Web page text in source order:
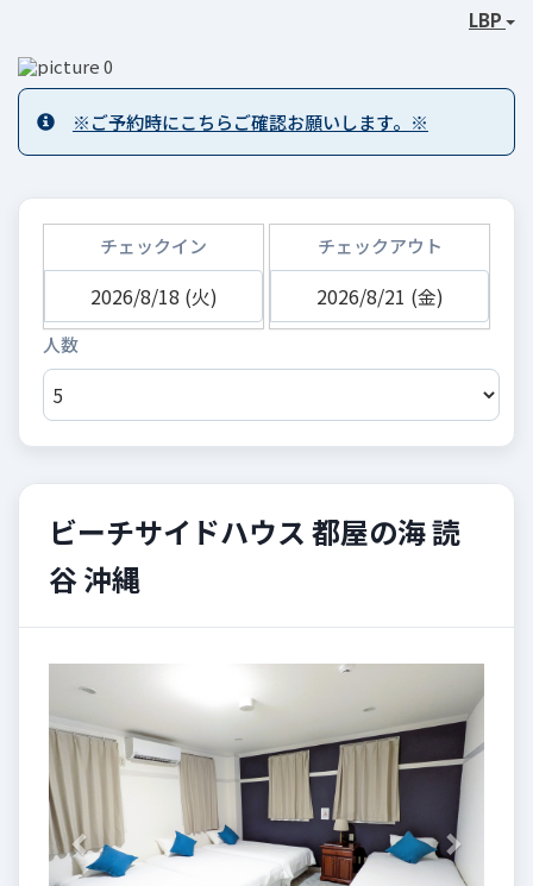
LBP
※ご予約時にこちらご確認お願いします。※
チェックイン チェックアウト
ビーチサイドハウス 都屋の海 読
谷 沖縄
Previous